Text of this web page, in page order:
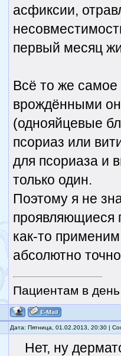
асфиксии,
первый месяц
Всё то же
врождёнными
(однояйцевые
псориаз или
для псориаза и
только один.
Поэтому я не
проявляющиеся
как-то
абсолютно
Пациентам в
Дата: Пятница, 01.02.2013, 20:30 |
Нет, ну